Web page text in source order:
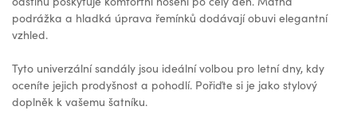
podrážka a hladká úprava řemínků dodávají obuvi elegantní
vzhled.
Tyto univerzální sandály jsou ideální volbou pro letní dny, kdy
oceníte jejich prodyšnost a pohodlí. Pořiďte si je jako stylový
doplněk k vašemu šatníku.